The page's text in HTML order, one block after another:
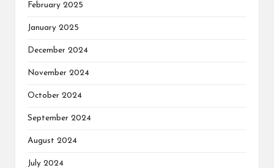
February 2025
January 2025
December 2024
November 2024
October 2024
September 2024
August 2024
July 2024